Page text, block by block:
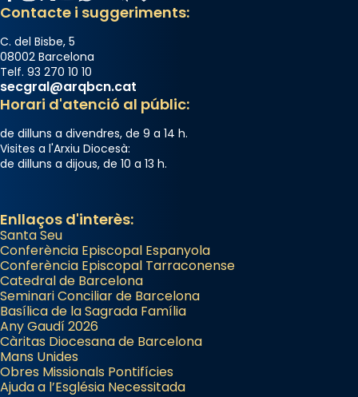
Contacte i suggeriments:
C. del Bisbe, 5
08002 Barcelona
Telf. 93 270 10 10
secgral@arqbcn.cat
Horari d'atenció al públic:
de dilluns a divendres, de 9 a 14 h.
Visites a l'Arxiu Diocesà:
de dilluns a dijous, de 10 a 13 h.
Enllaços d'interès:
Santa Seu
Conferència Episcopal Espanyola
Conferència Episcopal Tarraconense
Catedral de Barcelona
Seminari Conciliar de Barcelona
Basílica de la Sagrada Família
Any Gaudí 2026
Càritas Diocesana de Barcelona
Mans Unides
Obres Missionals Pontifícies
Ajuda a l’Església Necessitada